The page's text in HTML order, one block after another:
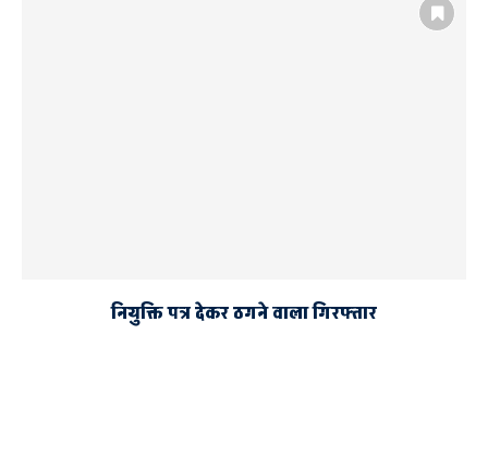
नियुक्ति पत्र देकर ठगने वाला गिरफ्तार